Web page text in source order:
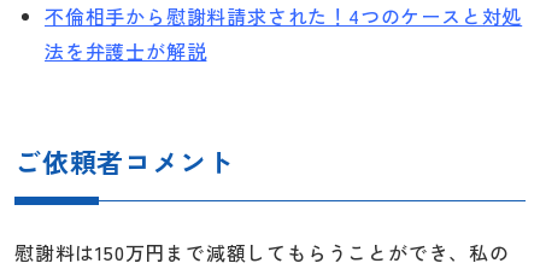
不倫相手から慰謝料請求された！4つのケースと対処
法を弁護士が解説
ご依頼者コメント
慰謝料は150万円まで減額してもらうことができ、私の